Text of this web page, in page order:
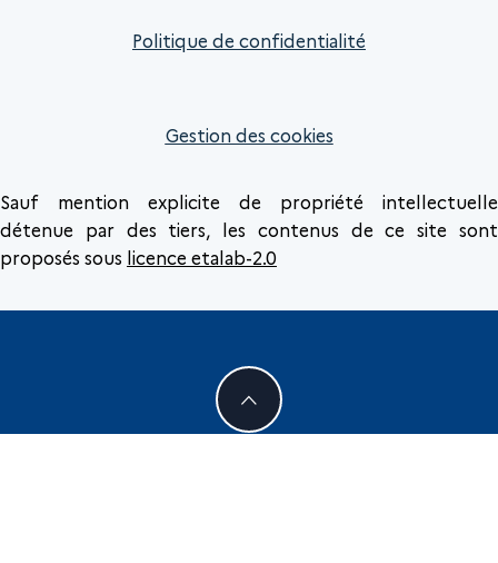
Politique de confidentialité
Gestion des cookies
Sauf mention explicite de propriété intellectuelle
détenue par des tiers, les contenus de ce site sont
proposés sous licence etalab-2.0